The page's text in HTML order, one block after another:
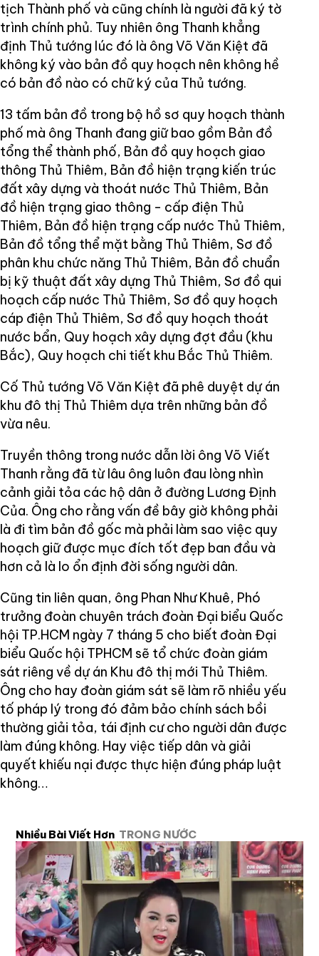
tịch Thành phố và cũng chính là người đã ký tờ
trình chính phủ. Tuy nhiên ông Thanh khẳng
định Thủ tướng lúc đó là ông Võ Văn Kiệt đã
không ký vào bản đồ quy hoạch nên không hề
có bản đồ nào có chữ ký của Thủ tướng.
13 tấm bản đồ trong bộ hồ sơ quy hoạch thành
phố mà ông Thanh đang giữ bao gồm Bản đồ
tổng thể thành phố, Bản đồ quy hoạch giao
thông Thủ Thiêm, Bản đồ hiện trạng kiến trúc
đất xây dựng và thoát nước Thủ Thiêm, Bản
đồ hiện trạng giao thông - cấp điện Thủ
Thiêm, Bản đồ hiện trạng cấp nước Thủ Thiêm,
Bản đồ tổng thể mặt bằng Thủ Thiêm, Sơ đồ
phân khu chức năng Thủ Thiêm, Bản đồ chuẩn
bị kỹ thuật đất xây dựng Thủ Thiêm, Sơ đồ qui
hoạch cấp nước Thủ Thiêm, Sơ đồ quy hoạch
cáp điện Thủ Thiêm, Sơ đồ quy hoạch thoát
nước bẩn, Quy hoạch xây dựng đợt đầu (khu
Bắc), Quy hoạch chi tiết khu Bắc Thủ Thiêm.
Cố Thủ tướng Võ Văn Kiệt đã phê duyệt dự án
khu đô thị Thủ Thiêm dựa trên những bản đồ
vừa nêu.
Truyền thông trong nước dẫn lời ông Võ Viết
Thanh rằng đã từ lâu ông luôn đau lòng nhìn
cảnh giải tỏa các hộ dân ở đường Lương Định
Của. Ông cho rằng vấn đề bây giờ không phải
là đi tìm bản đồ gốc mà phải làm sao việc quy
hoạch giữ được mục đích tốt đẹp ban đầu và
hơn cả là lo ổn định đời sống người dân.
Cũng tin liên quan, ông Phan Như Khuê, Phó
trưởng đoàn chuyên trách đoàn Đại biểu Quốc
hội TP.HCM ngày 7 tháng 5 cho biết đoàn Đại
biểu Quốc hội TPHCM sẽ tổ chức đoàn giám
sát riêng về dự án Khu đô thị mới Thủ Thiêm.
Ông cho hay đoàn giám sát sẽ làm rõ nhiều yếu
tố pháp lý trong đó đảm bảo chính sách bồi
thường giải tỏa, tái định cư cho người dân được
làm đúng không. Hay việc tiếp dân và giải
quyết khiếu nại được thực hiện đúng pháp luật
không…
Nhiều Bài Viết Hơn TRONG NƯỚC